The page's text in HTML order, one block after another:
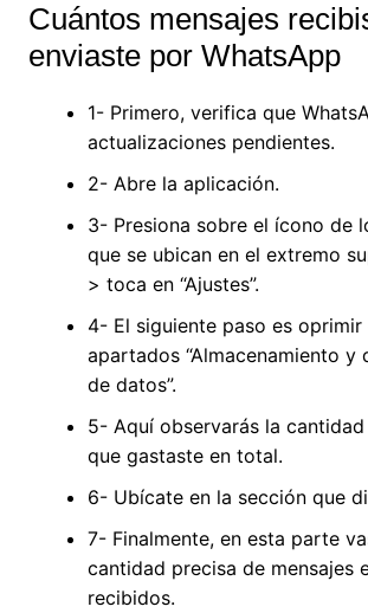
Cuántos mensajes
enviaste por WhatsApp
1- Primero, verifica que
actualizaciones pendientes.
2- Abre la aplicación.
3- Presiona sobre el ícono de
que se ubican en el extremo
> toca en “Ajustes”.
4- El siguiente paso es oprimir
apartados “Almacenamiento y
de datos”.
5- Aquí observarás la
que gastaste en total.
6- Ubícate en la sección que
7- Finalmente, en esta parte
cantidad precisa de mensajes
recibidos.